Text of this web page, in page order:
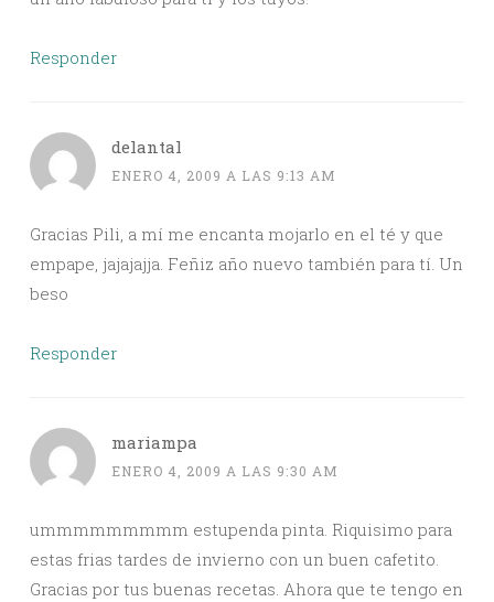
Responder
delantal
ENERO 4, 2009 A LAS 9:13 AM
Gracias Pili, a mí me encanta mojarlo en el té y que
empape, jajajajja. Feñiz año nuevo también para tí. Un
beso
Responder
mariampa
ENERO 4, 2009 A LAS 9:30 AM
ummmmmmmmm estupenda pinta. Riquisimo para
estas frias tardes de invierno con un buen cafetito.
Gracias por tus buenas recetas. Ahora que te tengo en